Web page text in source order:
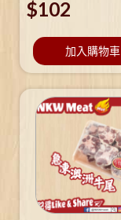
$102
加入購物車